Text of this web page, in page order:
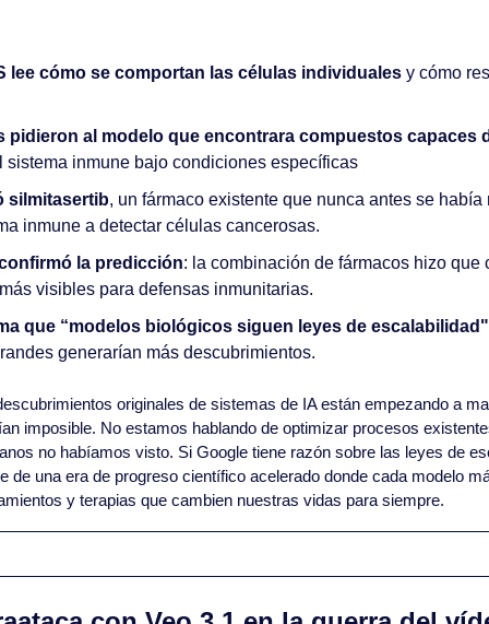
lee cómo se comportan las células individuales y cómo
pidieron al modelo que encontrara compuestos capaces
sistema inmune bajo condiciones específicas
silmitasertib, un fármaco existente que nunca antes se
inmune a detectar células cancerosas.
la predicción: la combinación de fármacos hizo que
visibles para defensas inmunitarias.
que “modelos biológicos siguen leyes de escalabilidad"
generarían más descubrimientos.
originales de sistemas de IA están empezando a
imposible. No estamos hablando de optimizar procesos
no habíamos visto. Si Google tiene razón sobre las leyes de
de una era de progreso científico acelerado donde cada modelo
y terapias que cambien nuestras vidas para siempre.